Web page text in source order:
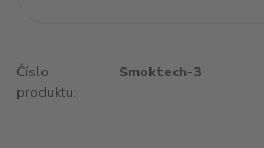
Číslo
produktu:
Smoktech-3